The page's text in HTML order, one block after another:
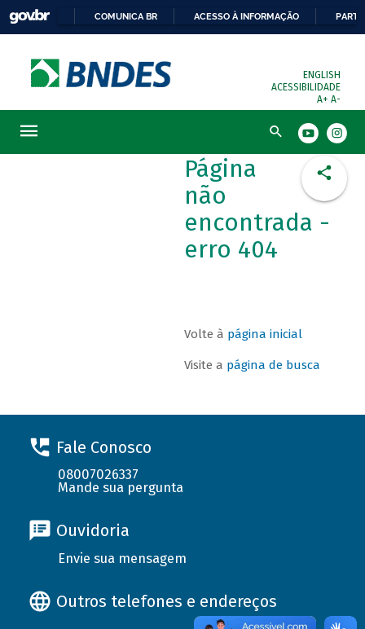
COMUNICA BR ACESSO À INFORMAÇÃO
ENGLISH
ACESSIBILIDADE
A+ A-
Busca
Página
não
encontrada -
erro 404
Volte à página inicial
Visite a página de busca
Fale Conosco
08007026337
Mande sua pergunta
Ouvidoria
Envie sua mensagem
Outros telefones e endereços